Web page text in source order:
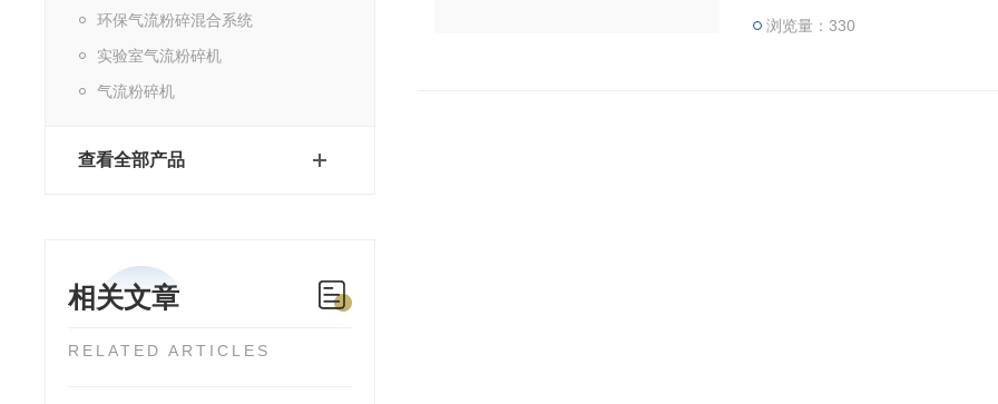
环保气流粉碎混合系统
实验室气流粉碎机
气流粉碎机
查看全部产品
相关文章
RELATED ARTICLES
浏览量：330